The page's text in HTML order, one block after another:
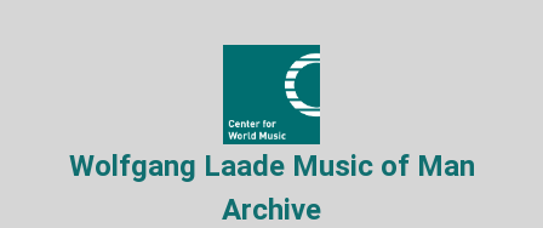
Wolfgang Laade Music of Man
Archive